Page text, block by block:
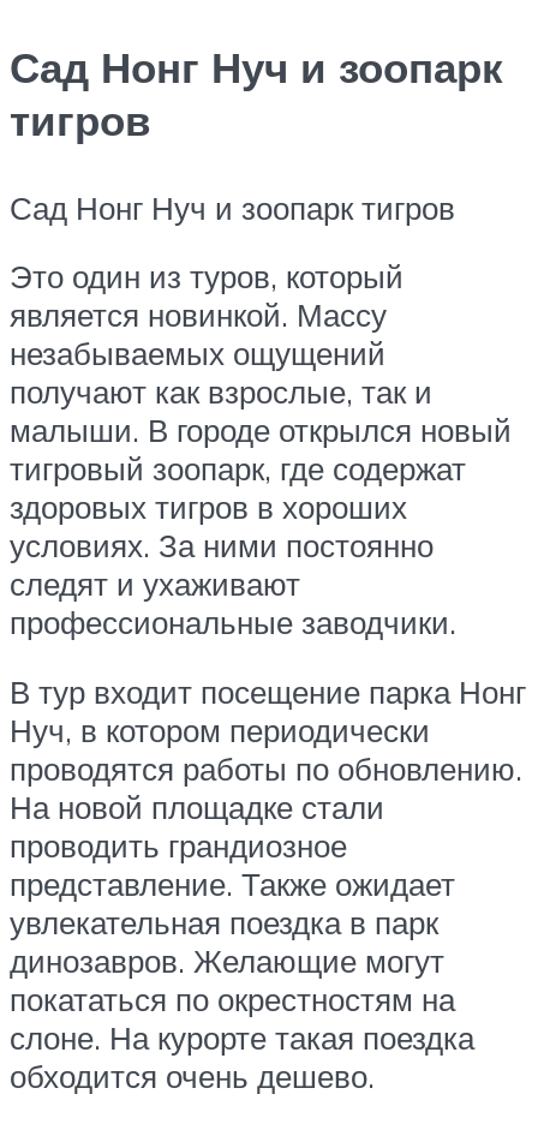
Сад Нонг Нуч и зоопарк
тигров
Сад Нонг Нуч и зоопарк тигров
Это один из туров, который
является новинкой. Массу
незабываемых ощущений
получают как взрослые, так и
малыши. В городе открылся новый
тигровый зоопарк, где содержат
здоровых тигров в хороших
условиях. За ними постоянно
следят и ухаживают
профессиональные заводчики.
В тур входит посещение парка Нонг
Нуч, в котором периодически
проводятся работы по обновлению.
На новой площадке стали
проводить грандиозное
представление. Также ожидает
увлекательная поездка в парк
динозавров. Желающие могут
покататься по окрестностям на
слоне. На курорте такая поездка
обходится очень дешево.